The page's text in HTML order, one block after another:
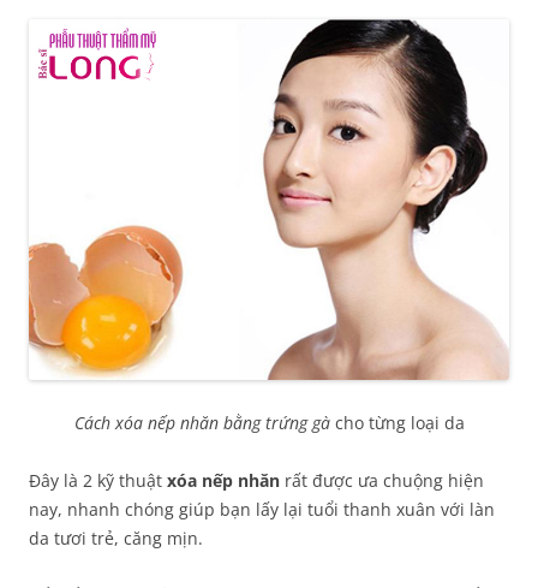
Cách xóa nếp nhăn bằng trứng gàcho từng loại da
Đây là 2 kỹ thuật xóa nếp nhăn rất được ưa chuộng hiện
nay, nhanh chóng giúp bạn lấy lại tuổi thanh xuân với làn
da tươi trẻ, căng mịn.